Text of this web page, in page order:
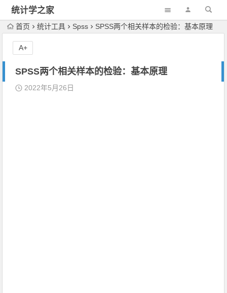
统计学之家
首页 统计工具 Spss SPSS两个相关样本的检验：基本原理
SPSS两个相关样本的检验：基本原理
2022年5月26日
A+